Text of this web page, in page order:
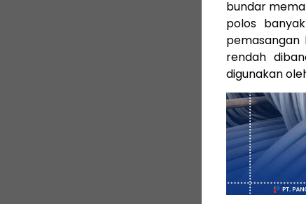
bundar
polos
rendah
digunakan